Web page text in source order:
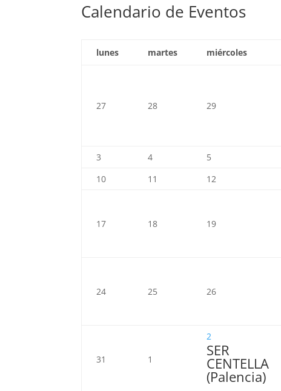
Calendario de Eventos
lunes
martes miércoles
27 28 29
3 4 5
10
11 12
17 18 19
24 25 26
31 1
2
SER
CENTELLA
(Palencia)